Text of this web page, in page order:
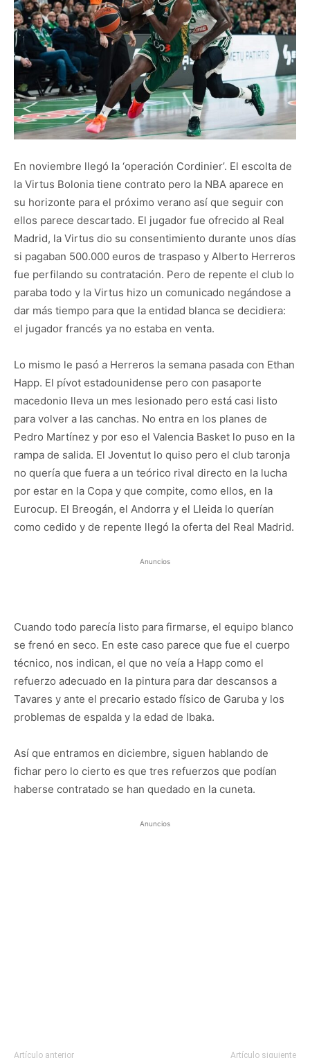
En noviembre llegó la ‘operación Cordinier’. El escolta de
la Virtus Bolonia tiene contrato pero la NBA aparece en
su horizonte para el próximo verano así que seguir con
ellos parece descartado. El jugador fue ofrecido al Real
Madrid, la Virtus dio su consentimiento durante unos días
si pagaban 500.000 euros de traspaso y Alberto Herreros
fue perfilando su contratación. Pero de repente el club lo
paraba todo y la Virtus hizo un comunicado negándose a
dar más tiempo para que la entidad blanca se decidiera:
el jugador francés ya no estaba en venta.
Lo mismo le pasó a Herreros la semana pasada con Ethan
Happ. El pívot estadounidense pero con pasaporte
macedonio lleva un mes lesionado pero está casi listo
para volver a las canchas. No entra en los planes de
Pedro Martínez y por eso el Valencia Basket lo puso en la
rampa de salida. El Joventut lo quiso pero el club taronja
no quería que fuera a un teórico rival directo en la lucha
por estar en la Copa y que compite, como ellos, en la
Eurocup. El Breogán, el Andorra y el Lleida lo querían
como cedido y de repente llegó la oferta del Real Madrid.
Anuncios
Cuando todo parecía listo para firmarse, el equipo blanco
se frenó en seco. En este caso parece que fue el cuerpo
técnico, nos indican, el que no veía a Happ como el
refuerzo adecuado en la pintura para dar descansos a
Tavares y ante el precario estado físico de Garuba y los
problemas de espalda y la edad de Ibaka.
Así que entramos en diciembre, siguen hablando de
fichar pero lo cierto es que tres refuerzos que podían
haberse contratado se han quedado en la cuneta.
Anuncios
Artículo anterior Artículo siguiente